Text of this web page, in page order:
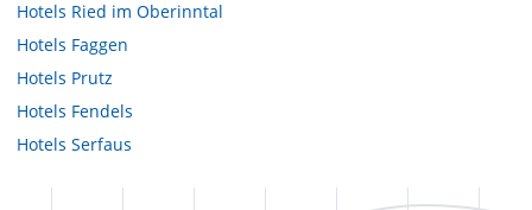
Hotels Ried im Oberinntal
Hotels Faggen
Hotels Prutz
Hotels Fendels
Hotels Serfaus